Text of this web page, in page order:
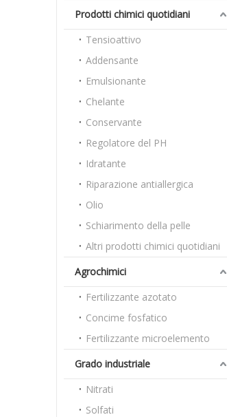
Prodotti chimici quotidiani
Tensioattivo
Addensante
Emulsionante
Chelante
Conservante
Regolatore del PH
Idratante
Riparazione antiallergica
Olio
Schiarimento della pelle
Altri prodotti chimici quotidiani
Agrochimici
Fertilizzante azotato
Concime fosfatico
Fertilizzante microelemento
Grado industriale
Nitrati
Solfati